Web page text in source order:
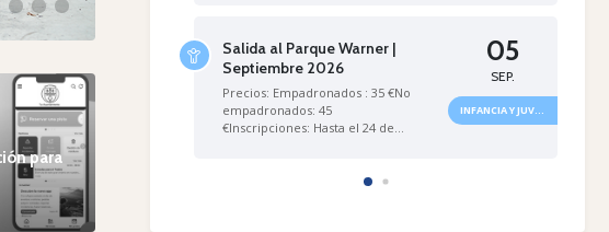
Leer noticia
para
Salida al Parque Warner |
Septiembre 2026
Precios: Empadronados : 35 €No
empadronados: 45
€Inscripciones: Hasta el 24 de
05
SEP.
INFANCIA Y JUVENTUD